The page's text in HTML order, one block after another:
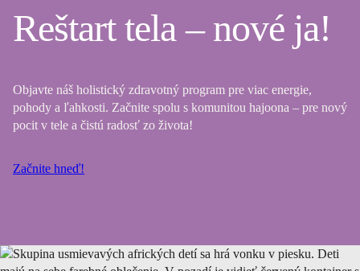
Reštart tela – nové ja!
Objavte náš holistický zdravotný program pre viac energie,
pohody a ľahkosti. Začnite spolu s komunitou hajoona – pre nový
pocit v tele a čistú radosť zo života!
Začnite hneď!